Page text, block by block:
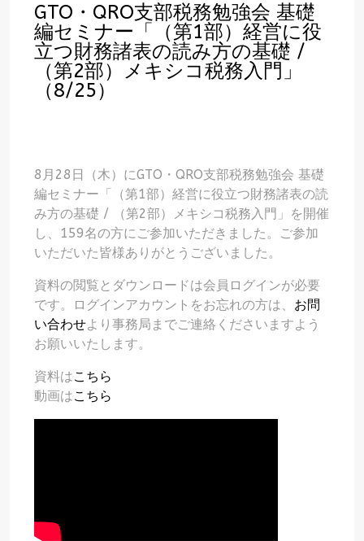
GTO・QRO支部税務勉強会 基礎
編セミナー「（第1部）経営に役
立つ財務諸表の読み方の基礎 /
（第2部）メキシコ税務入門」
（8/25）
8月28日（木）にGTO・QRO支部税務勉強会 基礎
編セミナー「（第1部）経営に役立つ財務諸表の読
み方の基礎 / （第2部）メキシコ税務入門」を開催
し、159名の方にご参加いただきました。ご参加
いただいた皆様ありがとうございました。
資料の閲覧とダウンロードは会員ログインが必要
です。ログインアカウントをお忘れの方は、 お問
い合わせより事務局までご連絡くださいますよう
お願いいたします。
資料はこちら
動画はこちら